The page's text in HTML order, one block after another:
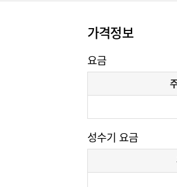
가격정보
요금
성수기 요금